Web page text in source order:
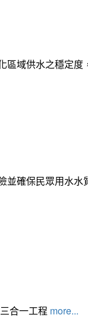
區域供水之穩定
並確保民眾用水
合一工程 more...